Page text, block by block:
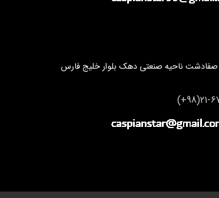
صفادشت ناحیه صنعتی دهک بلوار خلیج فارس
21-